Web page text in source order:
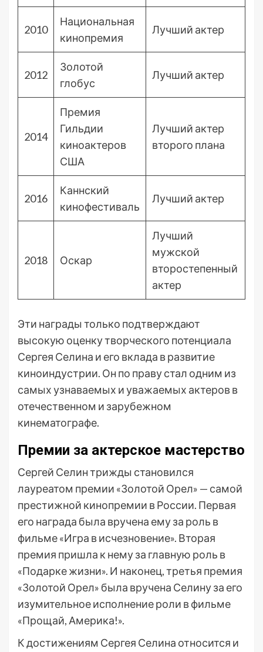
2010
Национальная
кинопремия
Лучший актер
2012
Золотой
глобус
Лучший актер
2014
Премия
Гильдии
киноактеров
США
Лучший актер
второго плана
2016
Каннский
кинофестиваль
Лучший актер
2018 Оскар
Лучший
мужской
второстепенный
актер
Эти награды только подтверждают
высокую оценку творческого потенциала
Сергея Селина и его вклада в развитие
киноиндустрии. Он по праву стал одним из
самых узнаваемых и уважаемых актеров в
отечественном и зарубежном
кинематографе.
Премии за актерское мастерство
Сергей Селин трижды становился
лауреатом премии «Золотой Орел» — самой
престижной кинопремии в России. Первая
его награда была вручена ему за роль в
фильме «Игра в исчезновение». Вторая
премия пришла к нему за главную роль в
«Подарке жизни». И наконец, третья премия
«Золотой Орел» была вручена Селину за его
изумительное исполнение роли в фильме
«Прощай, Америка!».
К достижениям Сергея Селина относится и